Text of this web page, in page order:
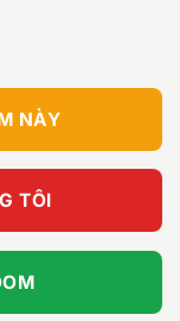
NÀY
TÔI